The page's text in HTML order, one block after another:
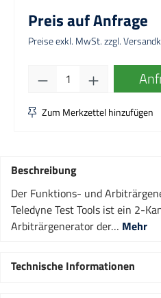
Preis auf Anfrage
Preise exkl. MwSt. zzgl.
Produkt Anzahl:
Zum Merkzettel hinzufügen
Beschreibung
Der Funktions- und
Teledyne Test Tools ist ein 2-
Arbiträrgenerator der… Mehr
Technische Informationen